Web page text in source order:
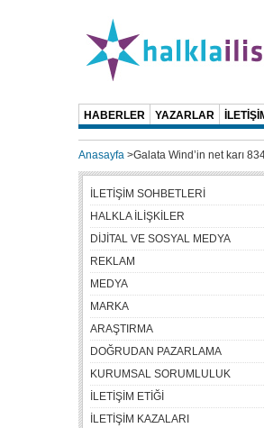
HABERLER YAZARLAR
Anasayfa >Galata Wind’in net karı
İLETİŞİM SOHBETLERİ
HALKLA İLİŞKİLER
DİJİTAL VE SOSYAL MEDYA
REKLAM
MEDYA
MARKA
ARAŞTIRMA
DOĞRUDAN PAZARLAMA
KURUMSAL SORUMLULUK
İLETİŞİM ETİĞİ
İLETİŞİM KAZALARI